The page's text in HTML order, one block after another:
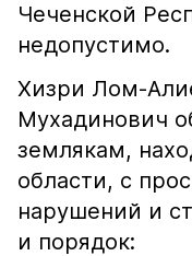
Чеченской
недопустимо.
Хизри Лом-
Мухадинович
землякам,
области, с
нарушений и
и порядок: